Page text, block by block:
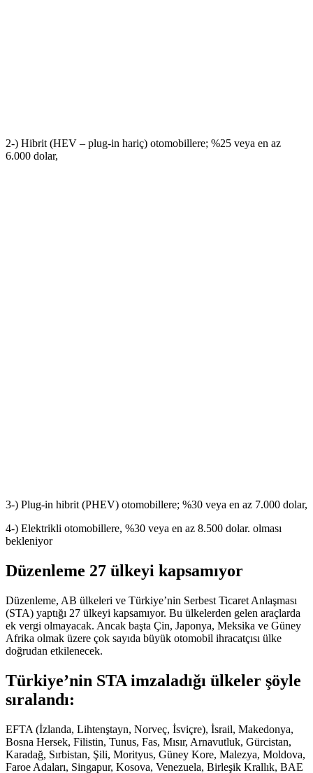
2-) Hibrit (HEV – plug-in hariç) otomobillere; %25 veya en az
6.000 dolar,
3-) Plug-in hibrit (PHEV) otomobillere; %30 veya en az 7.000 dolar,
4-) Elektrikli otomobillere, %30 veya en az 8.500 dolar. olması
bekleniyor
Düzenleme 27 ülkeyi kapsamıyor
Düzenleme, AB ülkeleri ve Türkiye’nin Serbest Ticaret Anlaşması
(STA) yaptığı 27 ülkeyi kapsamıyor. Bu ülkelerden gelen araçlarda
ek vergi olmayacak. Ancak başta Çin, Japonya, Meksika ve Güney
Afrika olmak üzere çok sayıda büyük otomobil ihracatçısı ülke
doğrudan etkilenecek.
Türkiye’nin STA imzaladığı ülkeler şöyle
sıralandı:
EFTA (İzlanda, Lihtenştayn, Norveç, İsviçre), İsrail, Makedonya,
Bosna Hersek, Filistin, Tunus, Fas, Mısır, Arnavutluk, Gürcistan,
Karadağ, Sırbistan, Şili, Morityus, Güney Kore, Malezya, Moldova,
Faroe Adaları, Singapur, Kosova, Venezuela, Birleşik Krallık, BAE